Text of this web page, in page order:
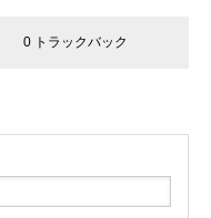
0 トラックバック